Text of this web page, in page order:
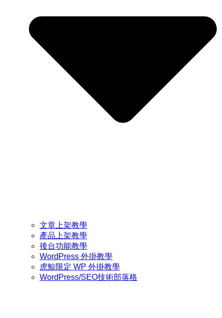
文章上架教學
產品上架教學
後台功能教學
WordPress 外掛教學
虎鯨限定 WP 外掛教學
WordPress/SEO技術部落格